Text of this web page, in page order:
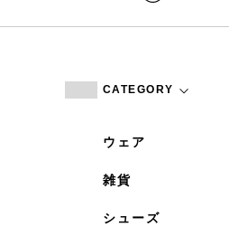
CATEGORY
ウェア
雑貨
シューズ